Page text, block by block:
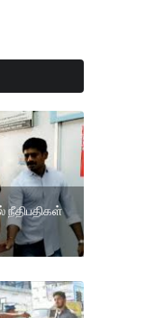
நீதிபதிகள்